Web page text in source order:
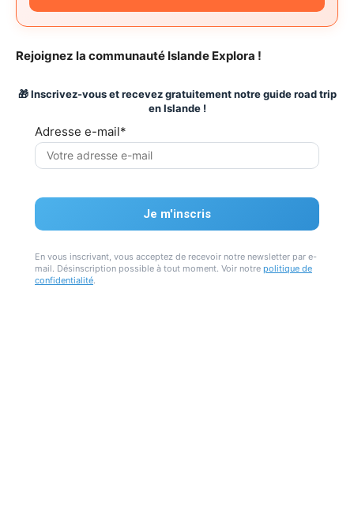
Rejoignez la communauté Islande Explora !
🎁 Inscrivez-vous et recevez gratuitement notre guide road trip
en Islande !
Adresse e-mail*
En vous inscrivant, vous acceptez de recevoir notre newsletter par e-
mail. Désinscription possible à tout moment. Voir notre politique de
confidentialité.